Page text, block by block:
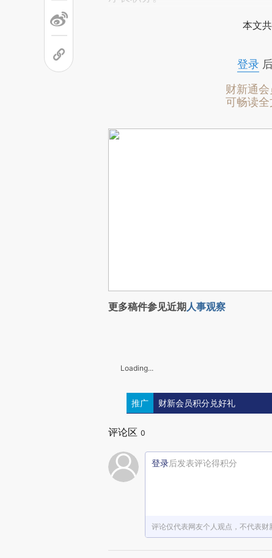
本文
登录
财新通会
可畅读全
更多稿件参见近期人事观察
Loading...
推广 财新会员积分兑好礼
评论区 0
登录后发表评论得积分
评论仅代表网友个人观点，不代表财